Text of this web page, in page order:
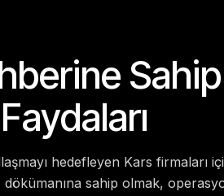
Sahip
hedefleyen Kars firmaları
dökümanına sahip olmak,